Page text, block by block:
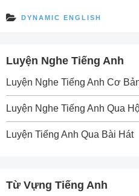
DYNAMIC ENGLISH
Luyện Nghe Tiếng Anh
Luyện Nghe Tiếng Anh Cơ
Luyện Nghe Tiếng Anh Qua
Luyện Tiếng Anh Qua Bài Hát
Từ Vựng Tiếng Anh